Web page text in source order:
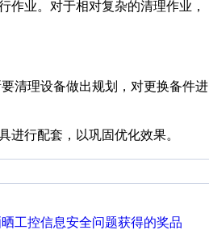
作业。对于相对复杂的清理作业，
清理设备做出规划，对更换备件进
进行配套，以巩固优化效果。
晒工控信息安全问题获得的奖品